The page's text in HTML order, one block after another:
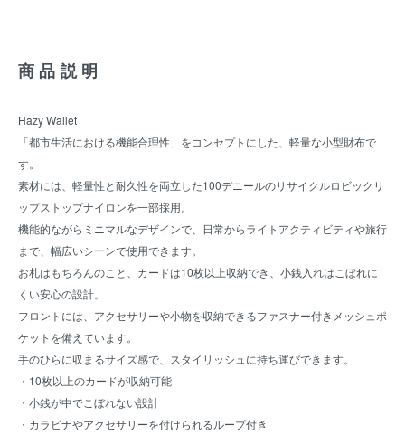
商品説明
Hazy Wallet
「都市生活における機能合理性」をコンセプトにした、軽量な小型財布で
す。
素材には、軽量性と耐久性を両立した100デニールのリサイクルロビックリ
ップストップナイロンを一部採用。
機能的ながらミニマルなデザインで、日常からライトアクティビティや旅行
まで、幅広いシーンで使用できます。
お札はもちろんのこと、カードは10枚以上収納でき、小銭入れはこぼれに
くい安心の設計。
フロントには、アクセサリーや小物を収納できるファスナー付きメッシュポ
ケットを備えています。
手のひらに収まるサイズ感で、スタイリッシュに持ち運びできます。
・10枚以上のカードが収納可能
・小銭が中でこぼれない設計
・カラビナやアクセサリーを付けられるループ付き